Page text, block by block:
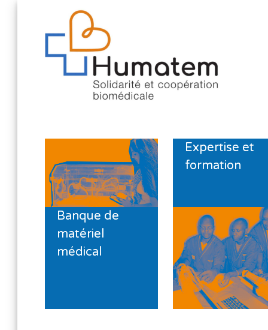
Banque de
matériel
médical
Expertise et
formation